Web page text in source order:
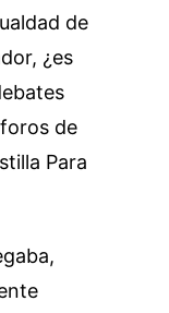
de
¿es
de
Para